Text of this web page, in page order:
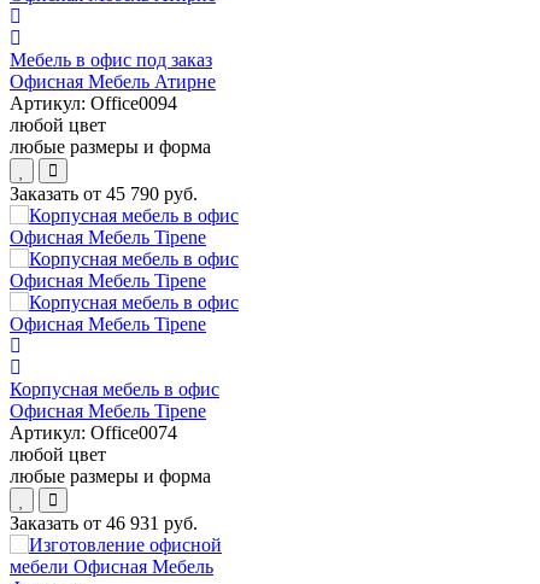
Мебель в офис под заказ
Офисная Мебель Атирне
Артикул: Office0094
любой цвет
любые размеры и форма
Заказать от 45 790 руб.
Корпусная мебель в офис
Офисная Мебель Tipene
Артикул: Office0074
любой цвет
любые размеры и форма
Заказать от 46 931 руб.